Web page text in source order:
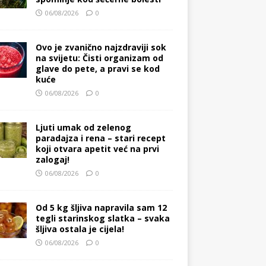
06/08/2026 0
Ovo je zvanično najzdraviji sok
na svijetu: Čisti organizam od
glave do pete, a pravi se kod
kuće
06/08/2026 0
Ljuti umak od zelenog
paradajza i rena – stari recept
koji otvara apetit već na prvi
zalogaj!
06/08/2026 0
Od 5 kg šljiva napravila sam 12
tegli starinskog slatka – svaka
šljiva ostala je cijela!
06/08/2026 0